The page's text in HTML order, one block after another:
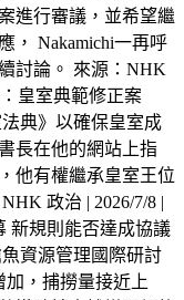
進行審議，並希望繼
， Nakamichi一再呼
討論。 來源：NHK
皇室典範修正案
典》以確保皇室成
長在他的網站上指
他有權繼承皇室王位
政治 | 2026/7/8 |
新規則能否達成協議
資源管理國際研討
，捕撈量接近上